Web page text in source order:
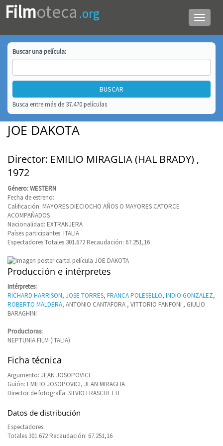
Menú
de
Filmoteca .org
Buscar unapelícula:
Busca entre más de 37.470 películas
JOE DAKOTA
Director: EMILIO MIRAGLIA (HAL BRADY) ,
1972
Género: WESTERN
Fecha de estreno:
Calificación: MAYORES DIECIOCHO AÑOS O MAYORES CATORCE
ACOMPAÑADOS
Nacionalidad: EXTRANJERA
Países participantes: ITALIA
Espectadores Totales 301.672 Recaudación: 67.251,16
Producción e intérpretes
Intérpretes:
RICHARD HARRISON, JOSE TORRES, FRANCA POLESELLO, INDIO GONZALEZ,
ROBERTO MALDERA, ANTONIO CANTAFORA , VITTORIO FANFONI , GIULIO
BARAGHINI
Productoras:
NEPTUNIA FILM (ITALIA)
Ficha técnica
Argumento: JEAN JOSOPOVICI
Guión: EMILIO JOSOPOVICI, JEAN MIRAGLIA
Director de fotografía: SILVIO FRASCHETTI
Datos de distribución
Espectadores:
Totales 301.672 Recaudación: 67.251,16